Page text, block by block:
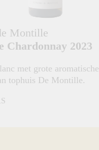
Montille
Chardonnay 2023
met grote aromatische
tophuis De Montille.